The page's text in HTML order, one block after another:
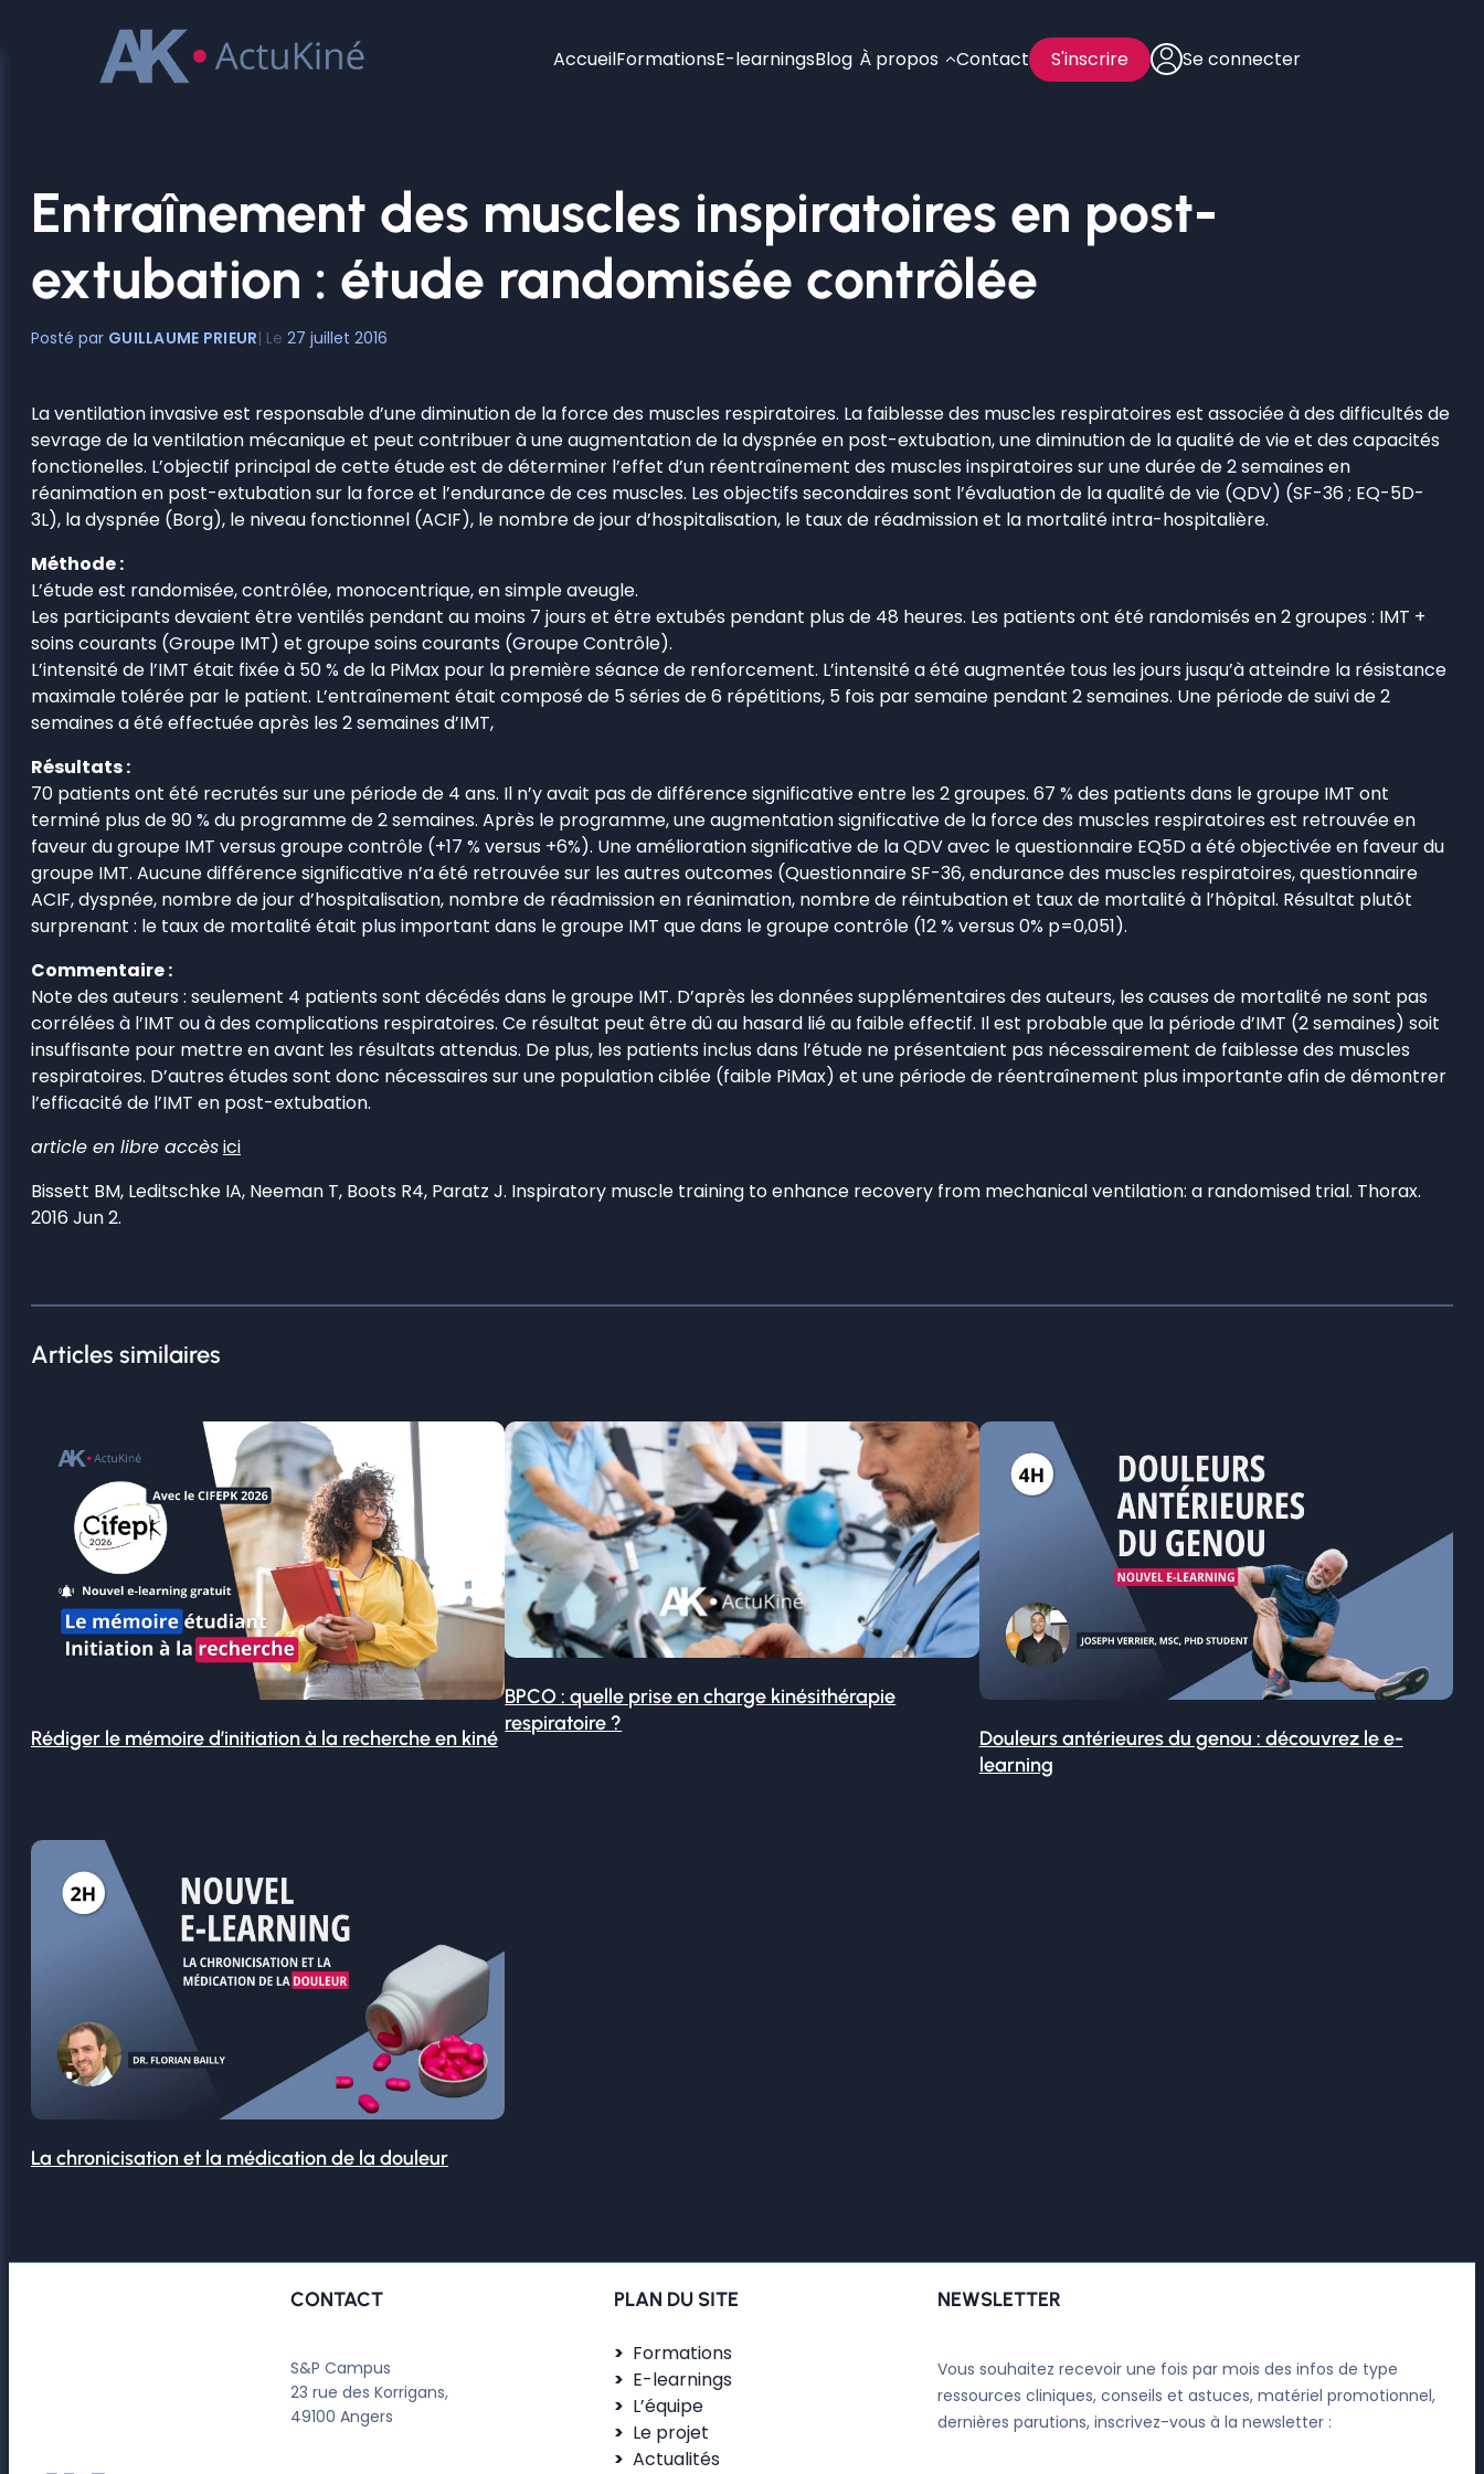
AccueilFormationsE-learningsBlog À propos Contact S'inscrire Se connecter
Entraînement des muscles inspiratoires en post-
extubation : étude randomisée contrôlée
GUILLAUME PRIEUR 27 juillet 2016
La ventilation invasive est responsable d’une diminution de la force des muscles respiratoires. La faiblesse des muscles respiratoires est associée à des difficultés de
sevrage de la ventilation mécanique et peut contribuer à une augmentation de la dyspnée en post-extubation, une diminution de la qualité de vie et des capacités
fonctionelles. L’objectif principal de cette étude est de déterminer l’effet d’un réentraînement des muscles inspiratoires sur une durée de 2 semaines en
réanimation en post-extubation sur la force et l’endurance de ces muscles. Les objectifs secondaires sont l’évaluation de la qualité de vie (QDV) (SF-36 ; EQ-5D-
3L), la dyspnée (Borg), le niveau fonctionnel (ACIF), le nombre de jour d’hospitalisation, le taux de réadmission et la mortalité intra-hospitalière.
Méthode :
L’étude est randomisée, contrôlée, monocentrique, en simple aveugle.
Les participants devaient être ventilés pendant au moins 7 jours et être extubés pendant plus de 48 heures. Les patients ont été randomisés en 2 groupes : IMT +
soins courants (Groupe IMT) et groupe soins courants (Groupe Contrôle).
L’intensité de l’IMT était fixée à 50 % de la PiMax pour la première séance de renforcement. L’intensité a été augmentée tous les jours jusqu’à atteindre la résistance
maximale tolérée par le patient. L’entraînement était composé de 5 séries de 6 répétitions, 5 fois par semaine pendant 2 semaines. Une période de suivi de 2
semaines a été effectuée après les 2 semaines d’IMT,
Résultats :
70 patients ont été recrutés sur une période de 4 ans. Il n’y avait pas de différence significative entre les 2 groupes. 67 % des patients dans le groupe IMT ont
terminé plus de 90 % du programme de 2 semaines. Après le programme, une augmentation significative de la force des muscles respiratoires est retrouvée en
faveur du groupe IMT versus groupe contrôle (+17 % versus +6%). Une amélioration significative de la QDV avec le questionnaire EQ5D a été objectivée en faveur du
groupe IMT. Aucune différence significative n’a été retrouvée sur les autres outcomes (Questionnaire SF-36, endurance des muscles respiratoires, questionnaire
ACIF, dyspnée, nombre de jour d’hospitalisation, nombre de réadmission en réanimation, nombre de réintubation et taux de mortalité à l’hôpital. Résultat plutôt
surprenant : le taux de mortalité était plus important dans le groupe IMT que dans le groupe contrôle (12 % versus 0% p=0,051).
Commentaire :
Note des auteurs : seulement 4 patients sont décédés dans le groupe IMT. D’après les données supplémentaires des auteurs, les causes de mortalité ne sont pas
corrélées à l’IMT ou à des complications respiratoires. Ce résultat peut être dû au hasard lié au faible effectif. Il est probable que la période d’IMT (2 semaines) soit
insuffisante pour mettre en avant les résultats attendus. De plus, les patients inclus dans l’étude ne présentaient pas nécessairement de faiblesse des muscles
respiratoires. D’autres études sont donc nécessaires sur une population ciblée (faible PiMax) et une période de réentraînement plus importante afin de démontrer
l’efficacité de l’IMT en post-extubation.
article en libre accèsici
Bissett BM, Leditschke IA, Neeman T, Boots R4, Paratz J. Inspiratory muscle training to enhance recovery from mechanical ventilation: a randomised trial. Thorax.
2016 Jun 2.
Articles similaires
Rédiger le mémoire d’initiation à la recherche en kiné
BPCO : quelle prise en charge kinésithérapie
respiratoire ?
Douleurs antérieures du genou : découvrez le e-
learning
La chronicisation et la médication de la douleur
CONTACT
S&P Campus
23 rue des Korrigans,
49100 Angers
PLAN DU SITE
Formations
E-learnings
L’équipe
Le projet
Actualités
NEWSLETTER
Vous souhaitez recevoir une fois par mois des infos de type
ressources cliniques, conseils et astuces, matériel promotionnel,
dernières parutions, inscrivez-vous à la newsletter :